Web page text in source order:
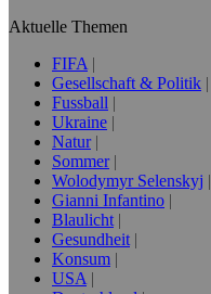
Aktuelle Themen
FIFA
Gesellschaft & Politik
Fussball
Ukraine
Natur
Sommer
Wolodymyr Selenskyj
Gianni Infantino
Blaulicht
Gesundheit
Konsum
USA